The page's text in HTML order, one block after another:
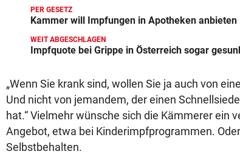
PER GESETZ
Kammer will Impfungen in Apotheken anbieten
WEIT ABGESCHLAGEN
Impfquote bei Grippe in Österreich sogar
„Wenn Sie krank sind, wollen Sie ja auch von
Und nicht von jemandem, der einen
hat.“ Vielmehr wünsche sich die Kämmerer ein
Angebot, etwa bei Kinderimpfprogrammen.
Selbstbehalten.